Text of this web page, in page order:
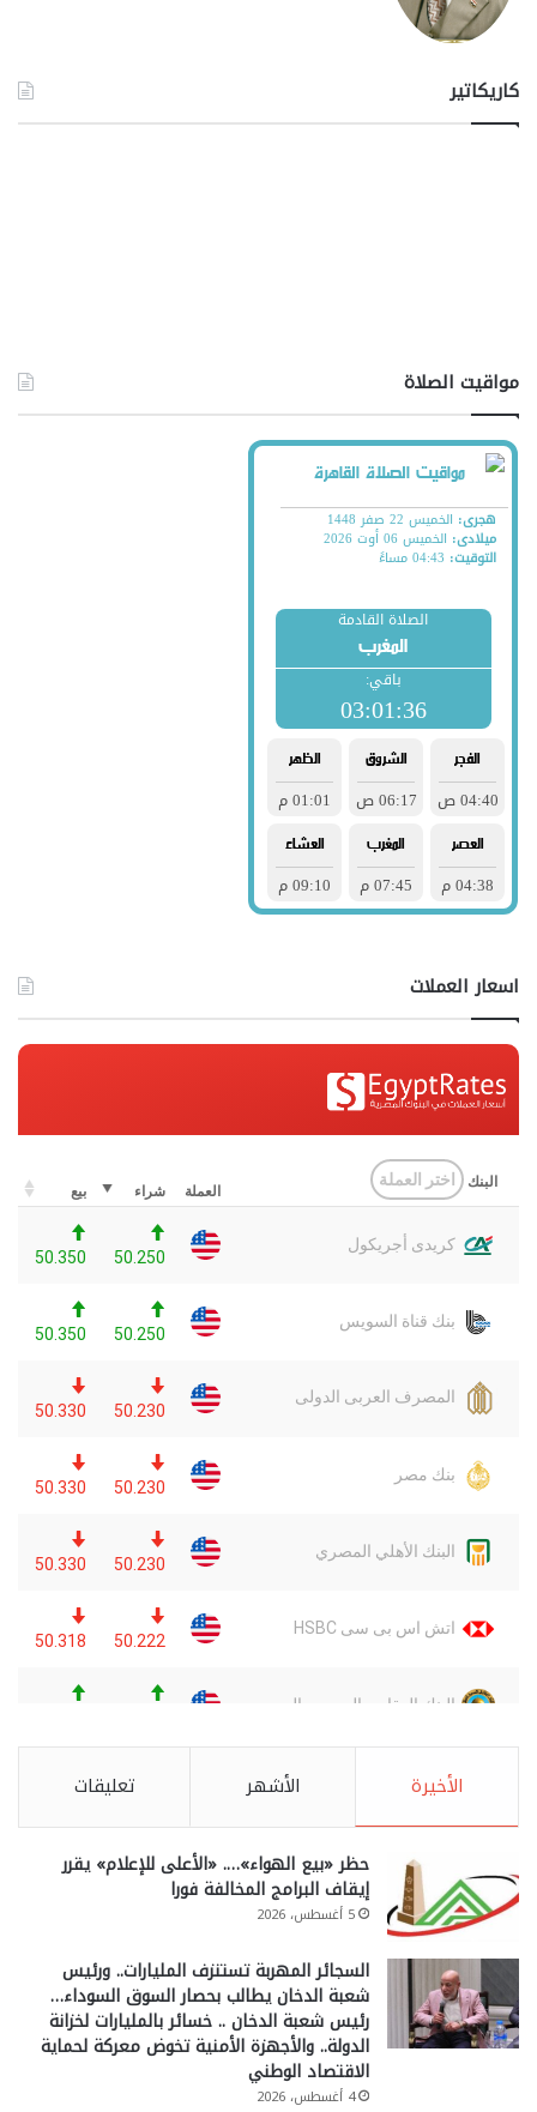
كاريكاتير
مواقيت الصلاة
اسعار العملات
الأخيرة الأشهر تعليقات
حظر «بيع الهواء»…. «الأعلى للإعلام» يقرر
إيقاف البرامج المخالفة فورا
5 أغسطس، 2026
السجائر المهربة تستنزف المليارات.. ورئيس
شعبة الدخان يطالب بحصار السوق السوداء…
رئيس شعبة الدخان .. خسائر بالمليارات لخزانة
الدولة.. والأجهزة الأمنية تخوض معركة لحماية
الاقتصاد الوطني
4 أغسطس، 2026